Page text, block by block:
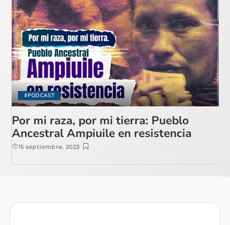
#PODCAST
Por mi raza, por mi tierra: Pueblo
Ancestral Ampiuile en resistencia
15 septiembre, 2023